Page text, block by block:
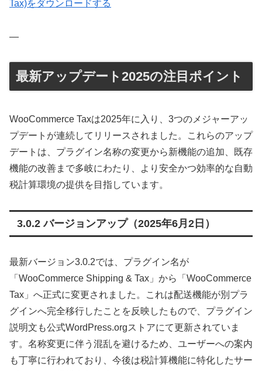
Tax)をダウンロードする
—
最新アップデート2025の注目ポイント
WooCommerce Taxは2025年に入り、3つのメジャーアッ
プデートが連続してリリースされました。これらのアップ
デートは、プラグイン名称の変更から新機能の追加、既存
機能の改善まで多岐にわたり、より安全かつ効率的な自動
税計算環境の提供を目指しています。
3.0.2 バージョンアップ（2025年6月2日）
最新バージョン3.0.2では、プラグイン名が
「WooCommerce Shipping & Tax」から「WooCommerce
Tax」へ正式に変更されました。これは配送機能が別プラ
グインへ完全移行したことを反映したもので、プラグイン
説明文も公式WordPress.orgストアにて更新されていま
す。名称変更に伴う混乱を避けるため、ユーザーへの案内
も丁寧に行われており、今後は税計算機能に特化したサー